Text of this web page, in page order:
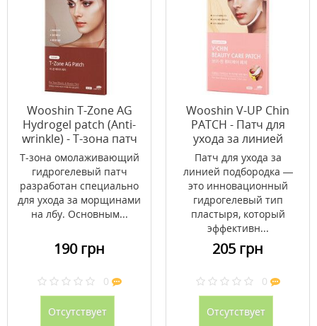
Wooshin T-Zone AG
Hydrogel patch (Anti-
wrinkle) - Т-зона патч
омолаживающий
T-зона омолаживающий
гидрогелевый патч
разработан специально
для ухода за морщинами
на лбу. Основным...
190 грн
0
Отсутствует
Wooshin V-UP Chin
PATCH - Патч для
ухода за линией
подбородка
Патч для ухода за
линией подбородка —
это инновационный
гидрогелевый тип
пластыря, который
эффективн...
205 грн
0
Отсутствует